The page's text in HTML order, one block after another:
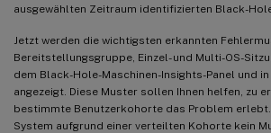
ausgewählten Zeitraum identifizierten Black-
Jetzt werden die wichtigsten erkannten
Bereitstellungsgruppe, Einzel- und Multi-OS-
dem Black-Hole-Maschinen-Insights-Panel und in
angezeigt. Diese Muster sollen Ihnen helfen, zu
bestimmte Benutzerkohorte das Problem erlebt.
System aufgrund einer verteilten Kohorte kein